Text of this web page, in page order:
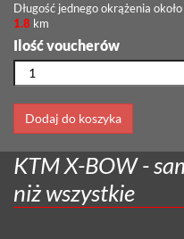
Długość jednego okrążenia około
1.8 km
Ilość voucherów
Dodaj do koszyka
KTM X-BOW -
niż wszystkie